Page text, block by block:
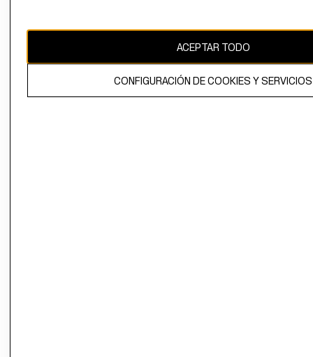
El contenido de esta página web está protegido por copyright y es
ACEPTAR TODO
CONFIGURACIÓN DE COOKIES Y SERVICIOS